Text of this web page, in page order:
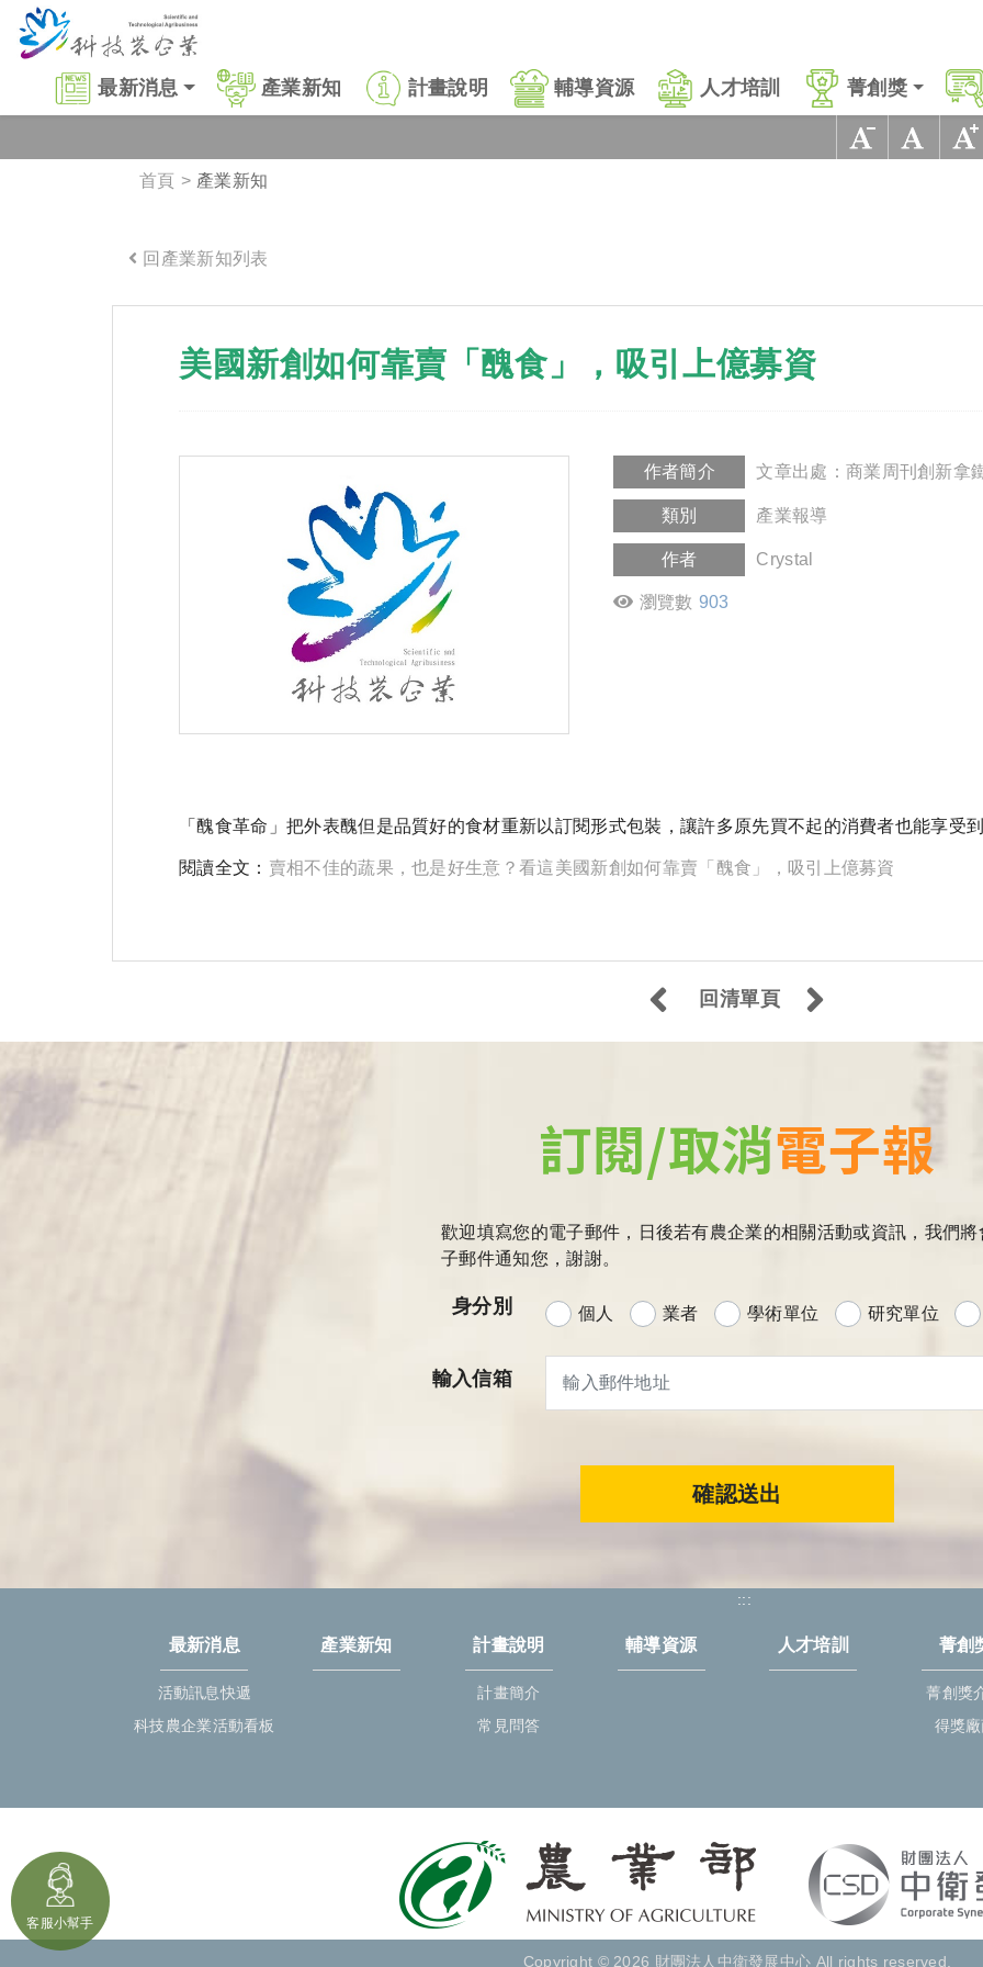
跳到主要內容區塊
最新消息 產業新知 計畫說明 輔導資源 人才培訓 菁創獎
首頁 產業新知
回產業新知列表
美國新創如何靠賣「醜食」，吸引上億募資
作者簡介 文章出處：商業周刊創新拿
類別 產業報導
作者 Crystal
瀏覽數 903
「醜食革命」把外表醜但是品質好的食材重新以訂閱形式包裝，讓許多原先買不起的消費者也能享受到
閱讀全文： 賣相不佳的蔬果，也是好生意？看這美國新創如何靠賣「醜食」，吸引上億募資
回清單頁
訂閱/取消電子報
歡迎填寫您的電子郵件，日後若有農企業的相關活動或資訊，我們將
子郵件通知您，謝謝。
身分別 個人 業者 學術單位 研究單位
輸入信箱
確認送出
客服小幫手
:::
最新消息
活動訊息快遞
科技農企業活動看板
產業新知 計畫說明
計畫簡介
常見問答
輔導資源 人才培訓 菁創
菁創獎
得獎廠
Copyright © 2026 財團法人中衛發展中心 All rights reserved.